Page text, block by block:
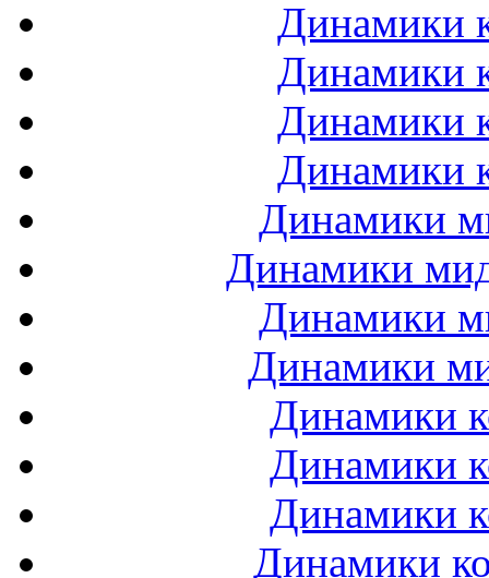
Динамики
Динамики
Динамики
Динамики
Динамики
Динамики
Динамики
Динамики
Динамики
Динамики
Динамики
Динамики